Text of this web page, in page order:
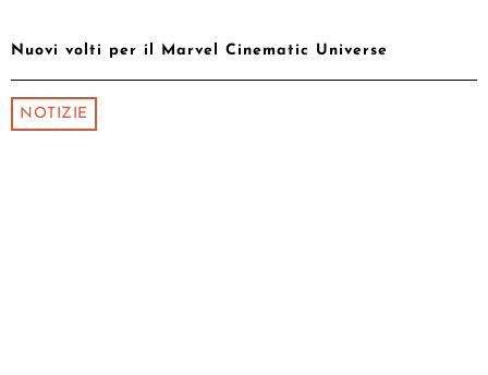
Nuovi volti per il Marvel Cinematic Universe
NOTIZIE